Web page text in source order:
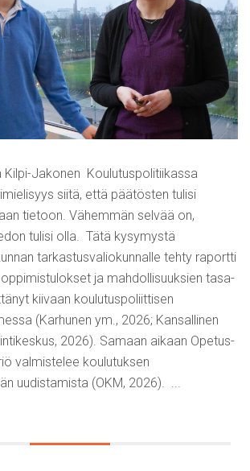
Kilpi-Jakonen Koulutuspolitiikassa
siitä, että päätösten tulisi
tietoon. Vähemmän selvää on,
tulisi olla. Tätä kysymystä
tarkastusvaliokunnalle tehty raportti
ja mahdollisuuksien tasa-
kiivaan koulutuspoliittisen
(Karhunen ym., 2026; Kansallinen
2026). Samaan aikaan Opetus-
valmistelee koulutuksen
uudistamista (OKM, 2026). ...